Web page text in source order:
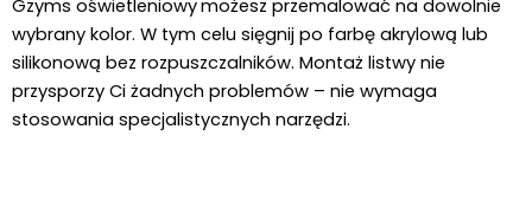
Gzyms oświetleniowymożesz przemalować na dowolnie
wybrany kolor. W tym celu sięgnij po farbę akrylową lub
silikonową bez rozpuszczalników. Montaż listwy nie
przysporzy Ci żadnych problemów – nie wymaga
stosowania specjalistycznych narzędzi.